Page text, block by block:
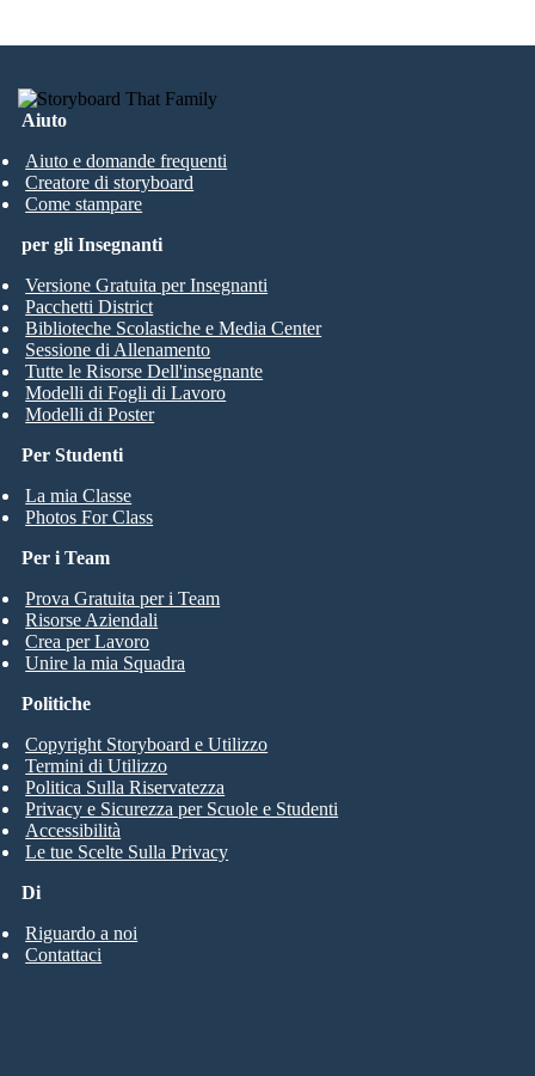
Aiuto
Aiuto e domande frequenti
Creatore di storyboard
Come stampare
Per Studenti
La mia Classe
Photos For Class
per gli Insegnanti
Versione Gratuita per Insegnanti
Pacchetti District
Biblioteche Scolastiche e Media Center
Sessione di Allenamento
Tutte le Risorse Dell'insegnante
Modelli di Fogli di Lavoro
Modelli di Poster
Per i Team
Prova Gratuita per i Team
Risorse Aziendali
Crea per Lavoro
Unire la mia Squadra
Di
Riguardo a noi
Contattaci
Politiche
Copyright Storyboard e Utilizzo
Termini di Utilizzo
Politica Sulla Riservatezza
Privacy e Sicurezza per Scuole e Studenti
Accessibilità
Le tue Scelte Sulla Privacy